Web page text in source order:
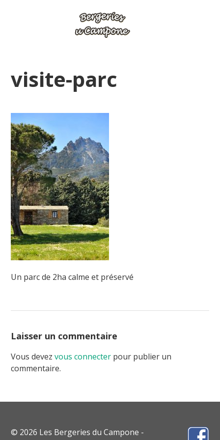
visite-parc
Un parc de 2ha calme et préservé
Laisser un commentaire
Vous devezvous connecter pour publier un
commentaire.
© 2026 Les Bergeries du Campone -